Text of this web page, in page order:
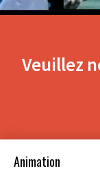
Veuillez
Animation